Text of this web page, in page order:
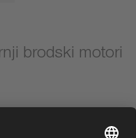
brodski motori